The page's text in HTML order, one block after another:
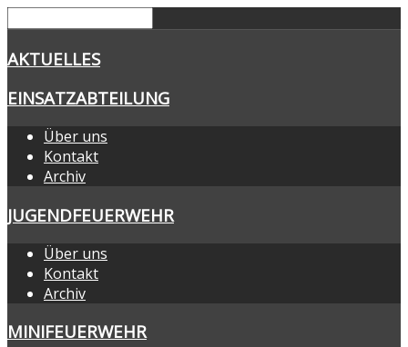
AKTUELLES
EINSATZABTEILUNG
Über uns
Kontakt
Archiv
JUGENDFEUERWEHR
Über uns
Kontakt
Archiv
MINIFEUERWEHR